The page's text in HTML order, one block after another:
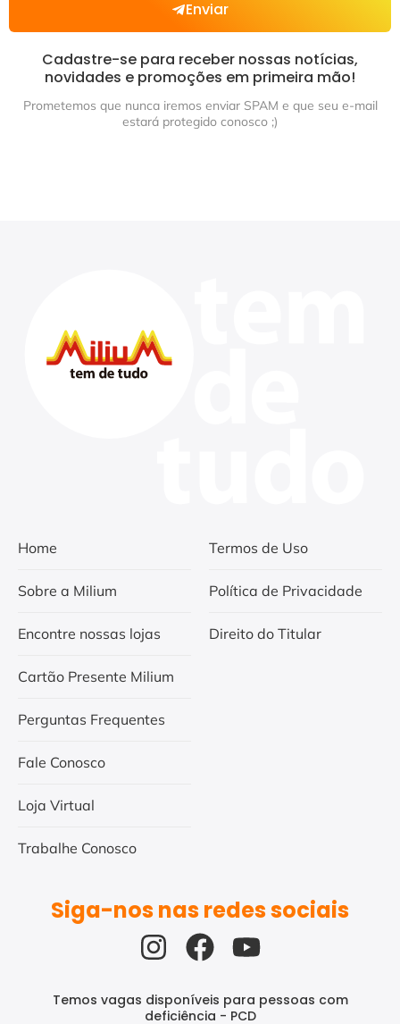
Enviar
Cadastre-se para receber nossas notícias,
novidades e promoções em primeira mão!
Prometemos que nunca iremos enviar SPAM e que seu e-mail
estará protegido conosco ;)
Home
Sobre a Milium
Encontre nossas lojas
Cartão Presente Milium
Perguntas Frequentes
Fale Conosco
Loja Virtual
Trabalhe Conosco
Termos de Uso
Política de Privacidade
Direito do Titular
Siga-nos nas redes sociais
Temos vagas disponíveis para pessoas com
deficiência - PCD